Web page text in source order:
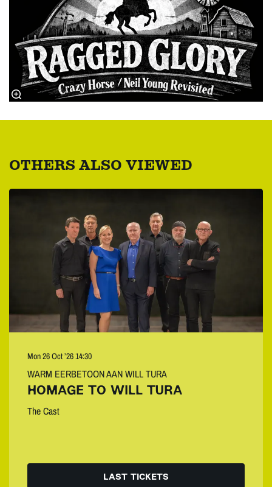
OTHERS ALSO VIEWED
HOMAGE TO WILL TURA
The Cast
WARM EERBETOON AAN WILL TURA
Mon 26 Oct ’2614:30
LAST TICKETS